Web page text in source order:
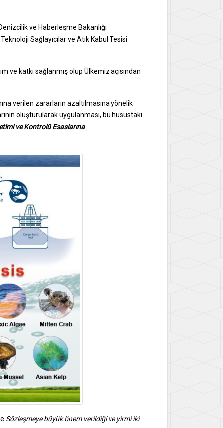
ve Haberleşme Bakanlığı
Sağlayıcılar ve Atık Kabul Tesisi
ve katkı sağlanmış olup Ülkemiz açısından
verilen zararların azaltılmasına yönelik
oluşturularak uygulanması, bu husustaki
ve Kontrolü Esaslarına
Sözleşmeye büyük önem verildiği ve yirmi iki